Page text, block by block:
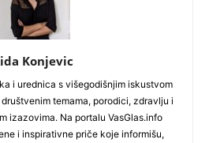
Konjevic
i urednica s višegodišnjim iskustvom
temama, porodici, zdravlju i
izazovima. Na portalu VasGlas.info
i inspirativne priče koje informišu,